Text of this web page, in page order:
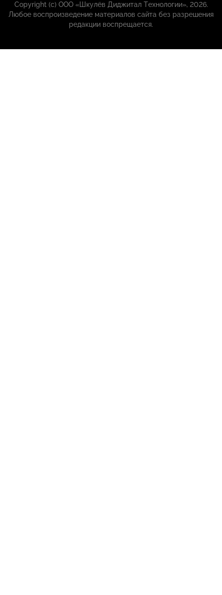
Copyright (с) ООО «Шкулёв Диджитал Технологии», 2026.
Любое воспроизведение материалов сайта без разрешения
редакции воспрещается.